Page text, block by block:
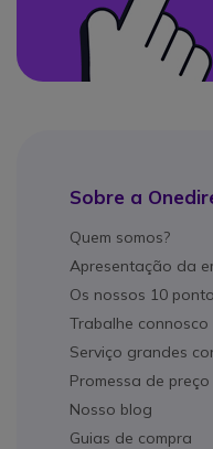
Sobre a
Quem somos?
Apresentação da
Os nossos 10
Trabalhe connosco
Serviço grandes
Promessa de preço
Nosso blog
Guias de compra